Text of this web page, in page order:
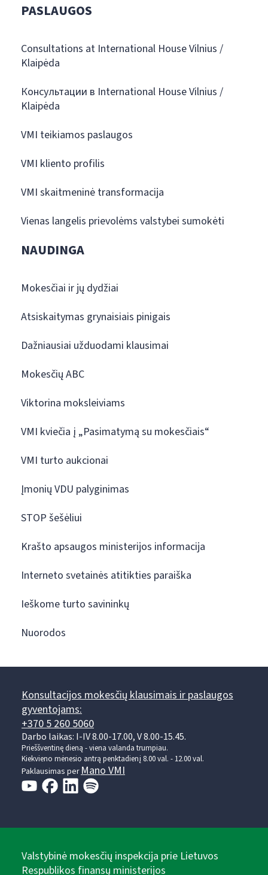
PASLAUGOS
Consultations at International House Vilnius /
Klaipėda
Консультации в International House Vilnius /
Klaipėda
VMI teikiamos paslaugos
VMI kliento profilis
VMI skaitmeninė transformacija
Vienas langelis prievolėms valstybei sumokėti
NAUDINGA
Mokesčiai ir jų dydžiai
Atsiskaitymas grynaisiais pinigais
Dažniausiai užduodami klausimai
Mokesčių ABC
Viktorina moksleiviams
VMI kviečia į „Pasimatymą su mokesčiais“
VMI turto aukcionai
Įmonių VDU palyginimas
STOP šešėliui
Krašto apsaugos ministerijos informacija
Interneto svetainės atitikties paraiška
Ieškome turto savininkų
Nuorodos
Konsultacijos mokesčių klausimais ir paslaugos
gyventojams:
+370 5 260 5060
Darbo laikas: I-IV 8.00-17.00, V 8.00-15.45.
Prieššventinę dieną - viena valanda trumpiau.
Kiekvieno mėnesio antrą penktadienį 8.00 val. - 12.00 val.
Paklausimas per Mano VMI
Valstybinė mokesčių inspekcija prie Lietuvos
Respublikos finansų ministerijos